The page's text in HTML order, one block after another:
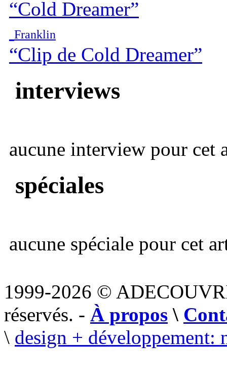
“Cold Dreamer”
Franklin
“Clip de Cold Dreamer”
interviews
aucune interview pour cet
spéciales
aucune spéciale pour cet
1999-2026 ©
réservés. - À propos \
\ design + développement: